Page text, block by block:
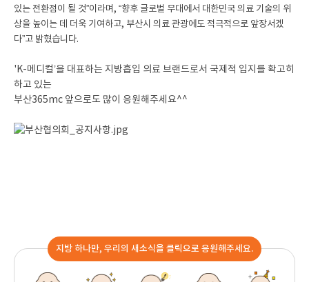
있는 전환점이 될 것”이라며, “향후 글로벌 무대에서 대한민국 의료 기술의 위
상을 높이는 데 더욱 기여하고, 부산시 의료 관광에도 적극적으로 앞장서겠
다”고 밝혔습니다.
'K-메디컬’을 대표하는 지방흡입 의료 브랜드로서 국제적 입지를 확고히
하고 있는
부산365mc 앞으로도 많이 응원해주세요^^
지방 하나만, 우리의 새소식을 클릭으로 응원해주세요.